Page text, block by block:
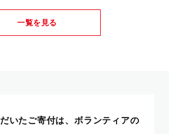
一覧を見る
いたご寄付は、ボランティアの